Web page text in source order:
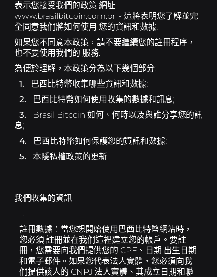
SophIA Uma inteligência artificial integrada ao
Telegram, que facilita suas operações financeiras.
Exposição EUA Se exponha a valorização das
表示您接受我們的政策 網址
www.brasilbitcoin.com.br。這將表明您了解並完
全同意我們將如何使用 您的資訊和數據.
如果您不同意本政策，請不要繼續您的註冊程序，
也不要使用我們的 服務.
為便於理解，本政策分為以下幾個部分:
1.
巴西比特幣收集哪些資訊和數據;
2.
巴西比特幣如何使用收集的數據和訊息;
3.
Brasil Bitcoin 如何、何時以及與誰分享您的訊
息;
4.
巴西比特幣如何保護您的資訊和數據;
5.
本隱私權政策的更新;
我們收集的資訊
1.
註冊數據：當您想開始使用巴西比特幣網站時，
您必須 註冊並在我們這裡建立您的帳戶。要註
冊，您需要向我們提供您的 CPF、日期 出生日期
和電子郵件。如果您代表法人實體，您必須向我
們提供該人的 CNPJ 法人實體、其成立日期和聯